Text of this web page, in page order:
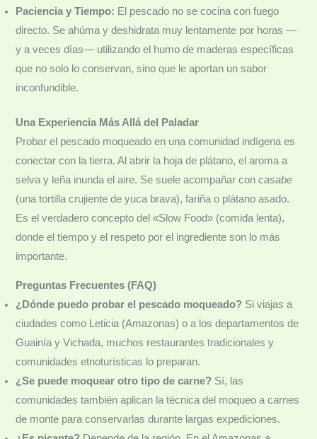
Paciencia y Tiempo: El pescado no se cocina con fuego
directo. Se ahúma y deshidrata muy lentamente por horas —
y a veces días— utilizando el humo de maderas específicas
que no solo lo conservan, sino que le aportan un sabor
inconfundible.
Una Experiencia Más Allá del Paladar
Probar el pescado moqueado en una comunidad indígena es
conectar con la tierra. Al abrir la hoja de plátano, el aroma a
selva y leña inunda el aire. Se suele acompañar concasabe
(una tortilla crujiente de yuca brava), fariña o plátano asado.
Es el verdadero concepto del «Slow Food» (comida lenta),
donde el tiempo y el respeto por el ingrediente son lo más
importante.
Preguntas Frecuentes (FAQ)
¿Dónde puedo probar el pescado moqueado? Si viajas a
ciudades como Leticia (Amazonas) o a los departamentos de
Guainía y Vichada, muchos restaurantes tradicionales y
comunidades etnoturísticas lo preparan.
¿Se puede moquear otro tipo de carne? Sí, las
comunidades también aplican la técnica del moqueo a carnes
de monte para conservarlas durante largas expediciones.